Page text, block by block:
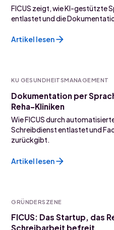
FICUS zeigt, wie KI-gestützte
entlastet und die
Artikel lesen
KU GESUNDHEITSMANAGEMENT
Dokumentation per
Reha-Kliniken
Wie FICUS durch
Schreibdienst entlastet und
zurückgibt.
Artikel lesen
GRÜNDERSZENE
FICUS: Das Startup, das
Schreibarbeit befreit